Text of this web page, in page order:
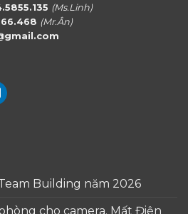
(Ms.Linh)
(Mr.Ân)
Building năm 2026
cho camera. Mất Điện